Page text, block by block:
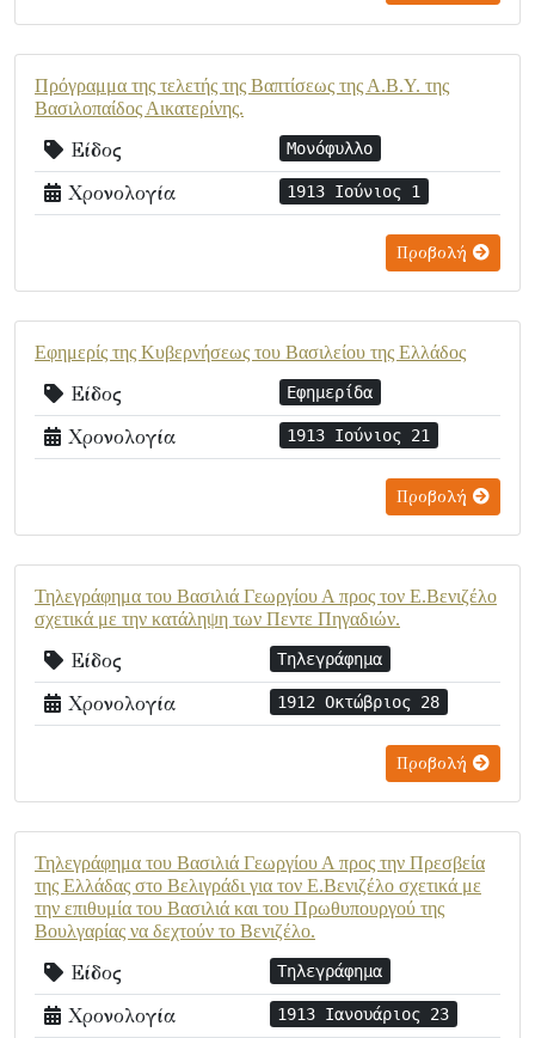
Πρόγραμμα της τελετής της Βαπτίσεως της Α.Β.Υ. της
Βασιλοπαίδος Αικατερίνης.
Είδος Μονόφυλλο
Χρονολογία 1913 Ιούνιος 1
Προβολή
Εφημερίς της Κυβερνήσεως του Βασιλείου της Ελλάδος
Είδος Εφημερίδα
Χρονολογία 1913 Ιούνιος 21
Προβολή
Τηλεγράφημα του Βασιλιά Γεωργίου Α προς τον Ε.Βενιζέλο
σχετικά με την κατάληψη των Πεντε Πηγαδιών.
Είδος Τηλεγράφημα
Χρονολογία 1912 Οκτώβριος 28
Προβολή
Τηλεγράφημα του Βασιλιά Γεωργίου Α προς την Πρεσβεία
της Ελλάδας στο Βελιγράδι για τον Ε.Βενιζέλο σχετικά με
την επιθυμία του Βασιλιά και του Πρωθυπουργού της
Βουλγαρίας να δεχτούν το Βενιζέλο.
Είδος Τηλεγράφημα
Χρονολογία 1913 Ιανουάριος 23